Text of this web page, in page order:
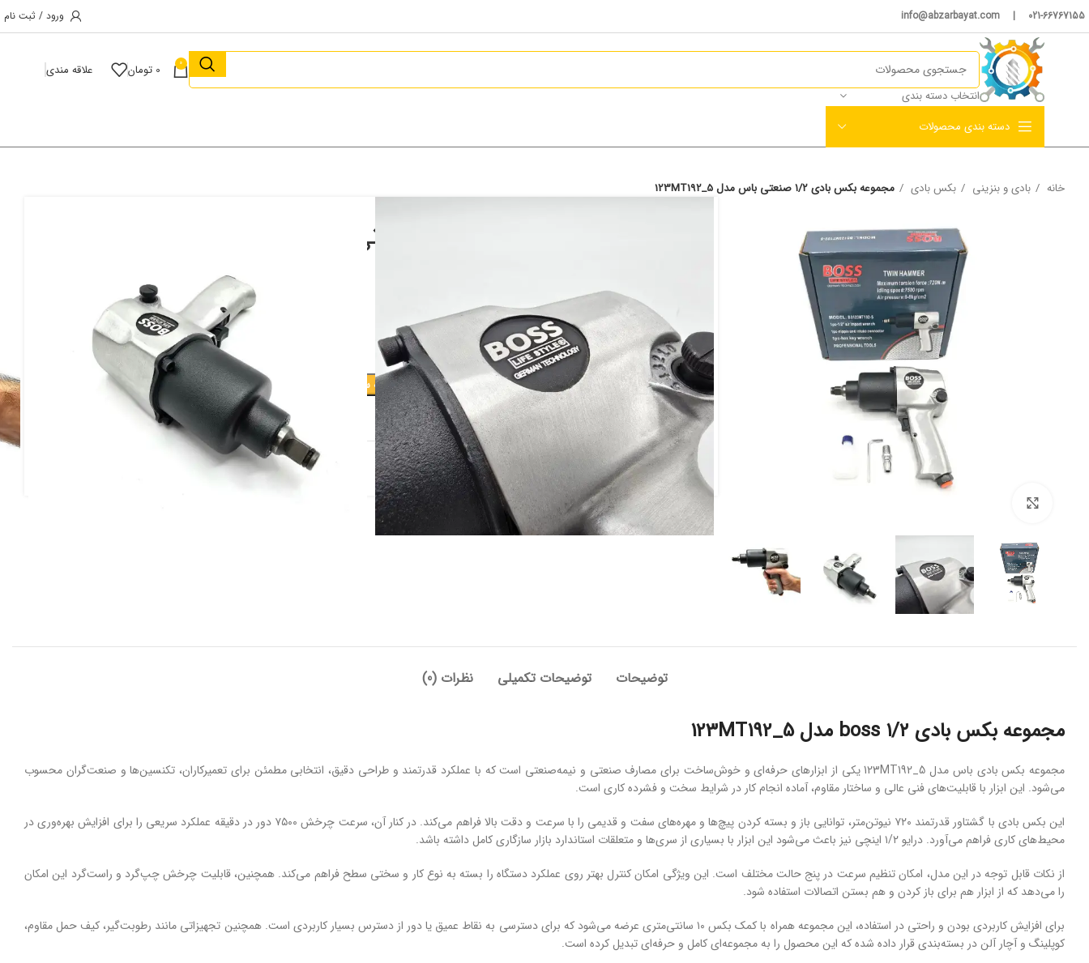
021-66767155 | info@abzarbayat.com ورود / ثبت نام
انتخاب دسته بندی
0
0 تومان علاقه مندی
دسته بندی محصولات
خانه بادی و بنزینی بکس بادی مجموعه بکس بادی ۱/۲ صنعتی باس مدل 123MT192_5
مجموعه بکس بادی ۱/۲ صنعتی باس مدل
8,298,000 تومان
افزودن به سبد خرید
افزودن به علاقه مندی
دسته:بادی و بنزینی بکس بادی
توضیحات توضیحات تکمیلی نظرات (0)
مجموعه بکس بادی ۱/۲ boss مدل 123MT192_5
مجموعه بکس بادی باس مدل 123MT192_5 یکی از ابزارهای حرفه‌ای وخوش‌ساخت برای مصارف صنعتی و نیمه‌صنعتی استکه با عملکرد قدرتمند وطراحی دقیق، انتخابیمطمئن برای تعمیرکاران، تکنسین‌ها و صنعت‌گران محسوب
می‌شود. این ابزار باقابلیت‌هایفنی عالی و ساختار مقاوم،آماده انجامکار در شرایط سخت و فشردهکاری است.
این بکس بادی با گشتاور قدرتمند ۷۲۰ نیوتن‌متر، توانایی باز و بستهکردن پیچ‌ها ومهره‌های سفت و قدیمی را با سرعت و دقت بالافراهم می‌کند. در کنارآن، سرعت چرخش ۷۵۰۰ دوردردقیقه عملکرد سریعی را برای افزایش بهره‌وریدر
محیط‌هایکاریفراهممی‌آورد. درایو ۱/۲ اینچی نیز باعثمی‌شود این ابزار با بسیاری از سری‌ها و متعلقات استاندارد بازار سازگاریکامل داشته باشد.
از نکاتقابل توجهدر اینمدل، امکانتنظیم سرعت در پنجحالتمختلف است. این ویژگی امکانکنترل بهتر روی عملکرد دستگاه را بسته به نوعکار و سختی سطحفراهم می‌کند.همچنین،قابلیت چرخشچپ‌گرد و راست‌گرد این امکان
رامی‌دهد که از ابزار هم برای باز کردن و هم بستن اتصالات استفاده شود.
برای افزایشکاربردی بودن و راحتیدر استفاده، اینمجموعههمراه باکمک بکس ۱۰ سانتی‌متری عرضهمی‌شودکه برایدسترسی به نقاط عمیق یادور ازدسترس بسیارکاربردی است.همچنین تجهیزاتی مانند رطوبت‌گیر، کیف حمل مقاوم،
کوپلینگ وآچارآلندر بسته‌بندیقرار داده شدهکه اینمحصول را بهمجموعه‌ایکامل و حرفه‌ایتبدیل کرده است.